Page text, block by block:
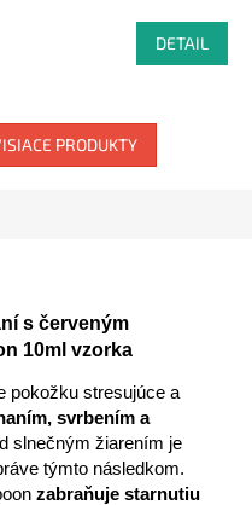
DETAIL
PRODUKTY
s červeným
10ml vzorka
pokožku stresujúce a
svrbením a
slnečným žiarením je
týmto následkom.
zabraňuje starnutiu